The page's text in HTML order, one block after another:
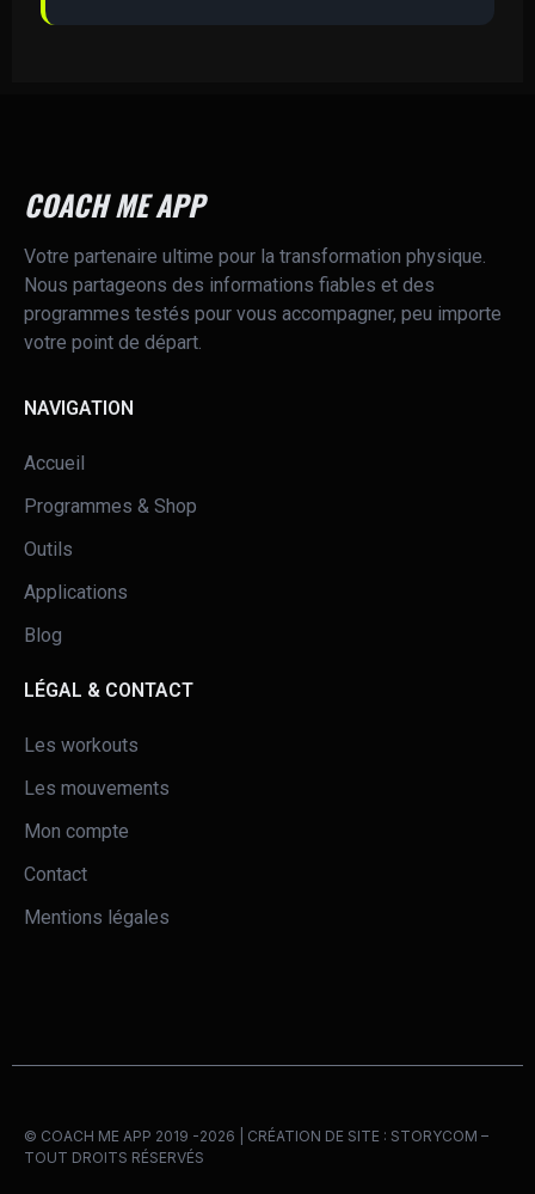
COACH ME APP
Votre partenaire ultime pour la transformation physique.
Nous partageons des informations fiables et des
programmes testés pour vous accompagner, peu importe
votre point de départ.
NAVIGATION
Accueil
Programmes & Shop
Outils
Applications
Blog
LÉGAL & CONTACT
Les workouts
Les mouvements
Mon compte
Contact
Mentions légales
© COACH ME APP 2019 -2026 | CRÉATION DE SITE : STORYCOM –
TOUT DROITS RÉSERVÉS